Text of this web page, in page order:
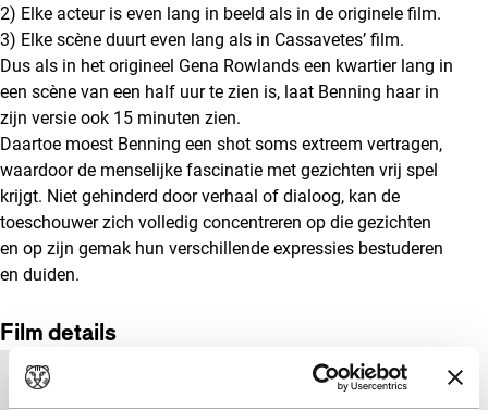
2) Elke acteur is even lang in beeld als in de originele film.
3) Elke scène duurt even lang als in Cassavetes’ film.
Dus als in het origineel Gena Rowlands een kwartier lang in
een scène van een half uur te zien is, laat Benning haar in
zijn versie ook 15 minuten zien.
Daartoe moest Benning een shot soms extreem vertragen,
waardoor de menselijke fascinatie met gezichten vrij spel
krijgt. Niet gehinderd door verhaal of dialoog, kan de
toeschouwer zich volledig concentreren op die gezichten
en op zijn gemak hun verschillende expressies bestuderen
en duiden.
Film details
Productieland